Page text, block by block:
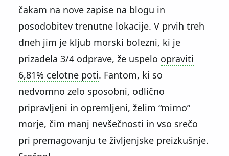
čakam na nove zapise na blogu in
posodobitev trenutne lokacije. V prvih treh
dneh jim je kljub morski bolezni, ki je
prizadela 3/4 odprave, že uspelo opraviti
6,81% celotne poti. Fantom, ki so
nedvomno zelo sposobni, odlično
pripravljeni in opremljeni, želim “mirno”
morje, čim manj nevšečnosti in vso srečo
pri premagovanju te življenjske preizkušnje.